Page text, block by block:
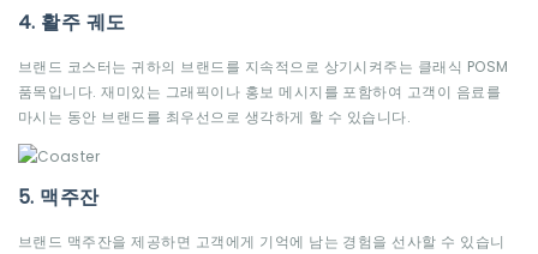
4. 활주 궤도
브랜드 코스터는 귀하의 브랜드를 지속적으로 상기시켜주는 클래식 POSM
품목입니다. 재미있는 그래픽이나 홍보 메시지를 포함하여 고객이 음료를
마시는 동안 브랜드를 최우선으로 생각하게 할 수 있습니다.
5. 맥주잔
브랜드 맥주잔을 제공하면 고객에게 기억에 남는 경험을 선사할 수 있습니